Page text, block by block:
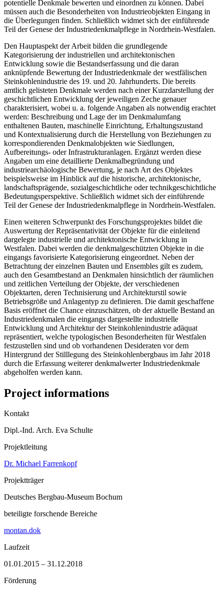
potentielle Denkmale bewerten und einordnen zu können. Dabei
müssen auch die Besonderheiten von Industrieobjekten Eingang in
die Überlegungen finden. Schließlich widmet sich der einführende
Teil der Genese der Industriedenkmalpflege in Nordrhein-Westfalen.
Den Hauptaspekt der Arbeit bilden die grundlegende
Kategorisierung der industriellen und architektonischen
Entwicklung sowie die Bestandserfassung und die daran
anknüpfende Bewertung der Industriedenkmale der westfälischen
Steinkohlenindustrie des 19. und 20. Jahrhunderts. Die bereits
amtlich gelisteten Denkmale werden nach einer Kurzdarstellung der
geschichtlichen Entwicklung der jeweiligen Zeche genauer
charakterisiert, wobei u. a. folgende Angaben als notwendig erachtet
werden: Beschreibung und Lage der im Denkmalumfang
enthaltenen Bauten, maschinelle Einrichtung, Erhaltungszustand
und Kontextualisierung durch die Herstellung von Beziehungen zu
korrespondierenden Denkmalobjekten wie Siedlungen,
Aufbereitungs- oder Infrastrukturanlagen. Ergänzt werden diese
Angaben um eine detaillierte Denkmalbegründung und
industriearchäologische Bewertung, je nach Art des Objektes
beispielsweise im Hinblick auf die historische, architektonische,
landschaftsprägende, sozialgeschichtliche oder technikgeschichtliche
Bedeutungsperspektive. Schließlich widmet sich der einführende
Teil der Genese der Industriedenkmalpflege in Nordrhein-Westfalen.
Einen weiteren Schwerpunkt des Forschungsprojektes bildet die
Auswertung der Repräsentativität der Objekte für die einleitend
dargelegte industrielle und architektonische Entwicklung in
Westfalen. Dabei werden die denkmalgeschützten Objekte in die
eingangs favorisierte Kategorisierung eingeordnet. Neben der
Betrachtung der einzelnen Bauten und Ensembles gilt es zudem,
auch den Gesamtbestand an Denkmalen hinsichtlich der räumlichen
und zeitlichen Verteilung der Objekte, der verschiedenen
Objektarten, deren Technisierung und Architekturstil sowie
Betriebsgröße und Anlagentyp zu definieren. Die damit geschaffene
Basis eröffnet die Chance einzuschätzen, ob der aktuelle Bestand an
Industriedenkmalen die eingangs dargestellte industrielle
Entwicklung und Architektur der Steinkohlenindustrie adäquat
repräsentiert, welche typologischen Besonderheiten für Westfalen
festzustellen sind und ob vorhandenen Desideraten vor dem
Hintergrund der Stilllegung des Steinkohlenbergbaus im Jahr 2018
durch die Erfassung weiterer denkmalwerter Industriedenkmale
abgeholfen werden kann.
Project informations
Kontakt
Dipl.-Ind. Arch. Eva Schulte
Projektleitung
Dr. Michael Farrenkopf
Projektträger
Deutsches Bergbau-Museum Bochum
beteiligte forschende Bereiche
montan.dok
Laufzeit
01.01.2015 – 31.12.2018
Förderung